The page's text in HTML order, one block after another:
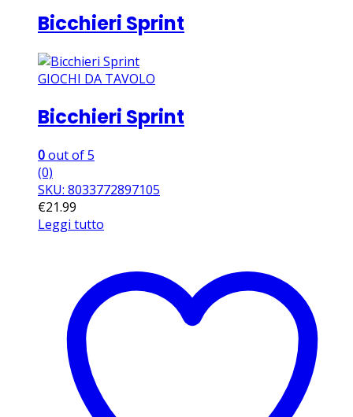
Bicchieri Sprint
GIOCHI DA TAVOLO
Bicchieri Sprint
0out of 5
(0)
SKU: 8033772897105
€21.99
Leggi tutto